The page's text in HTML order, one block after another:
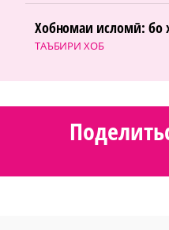
ТАЪБИРИ ХОБ
Хобномаи исломӣ: бо